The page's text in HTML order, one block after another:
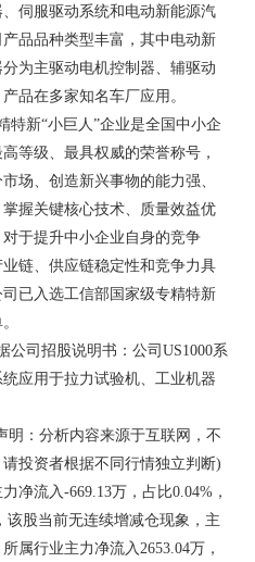
伺服驱动系统和电动新能源汽
品品种类型丰富，其中电动新
为主驱动电机控制器、辅驱动
品在多家知名车厂应用。
新“小巨人”企业是全国中小企
等级、最具权威的荣誉称号，
场、创造新兴事物的能力强、
握关键核心技术、质量效益优
于提升中小企业自身的竞争
链、供应链稳定性和竞争力具
已入选工信部国家级专精特新
司招股说明书：公司US1000系
应用于拉力试验机、工业机器
：分析内容来源于互联网，不
投资者根据不同行情独立判断)
流入-669.13万，占比0.04%，
该股当前无连续增减仓现象，主
属行业主力净流入2653.04万，